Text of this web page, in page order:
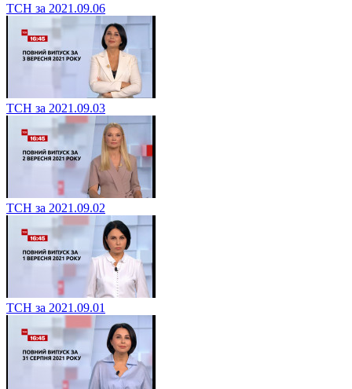
ТСН за 2021.09.06
ТСН за 2021.09.03
ТСН за 2021.09.02
ТСН за 2021.09.01